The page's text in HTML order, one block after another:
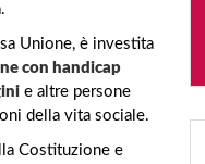
Unione, è investita
con handicap
e altre persone
della vita sociale.
Costituzione e